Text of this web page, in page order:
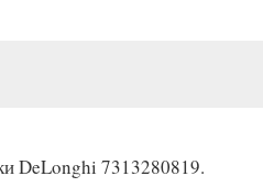
DeLonghi 7313280819.